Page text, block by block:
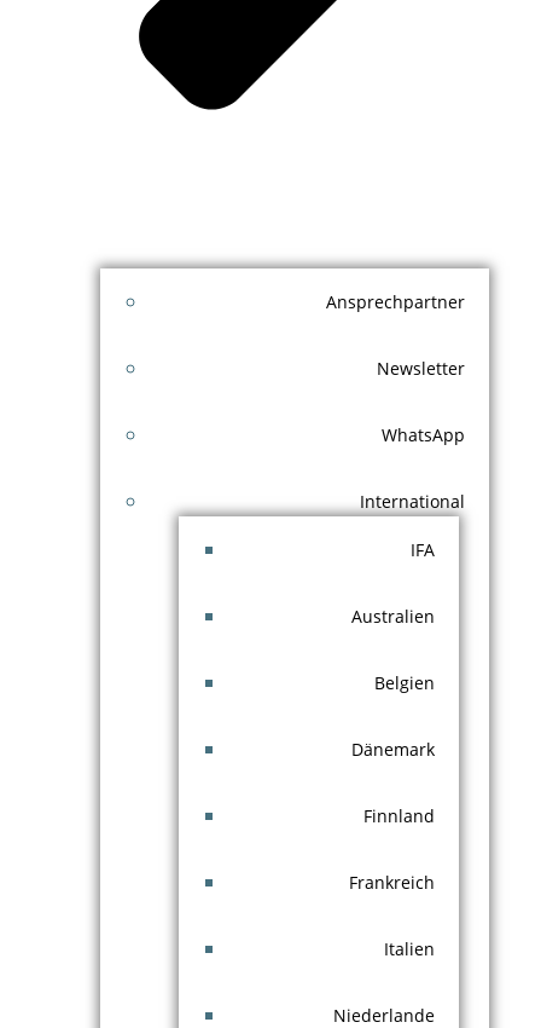
Ansprechpartner
Newsletter
WhatsApp
International
IFA
Australien
Belgien
Dänemark
Finnland
Frankreich
Italien
Niederlande